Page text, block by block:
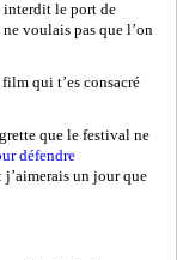
interdit le port de
voulais pas que l’on
qui t’es consacré
que le festival ne
défendre
j’aimerais un jour que